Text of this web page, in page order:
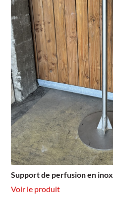
Support de perfusion en inox
Voir le produit